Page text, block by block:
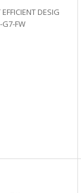
DESIG
G7-FW